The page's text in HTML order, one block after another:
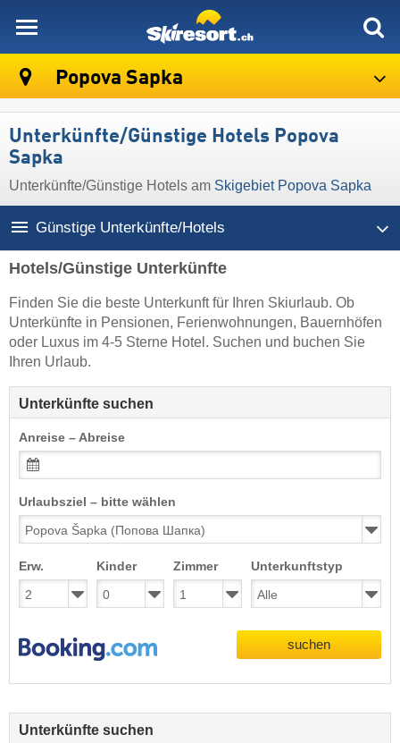
Popova Sapka
Unterkünfte/Günstige Hotels Popova
Sapka
Unterkünfte/Günstige Hotels am Skigebiet Popova Sapka
Günstige Unterkünfte/Hotels
Hotels/Günstige Unterkünfte
Finden Sie die beste Unterkunft für Ihren Skiurlaub. Ob
Unterkünfte in Pensionen, Ferienwohnungen, Bauernhöfen
oder Luxus im 4-5 Sterne Hotel. Suchen und buchen Sie
Ihren Urlaub.
Unterkünfte suchen
Anreise – Abreise
Urlaubsziel – bitte wählen
Erw. Kinder Zimmer Unterkunftstyp
suchen
Unterkünfte suchen